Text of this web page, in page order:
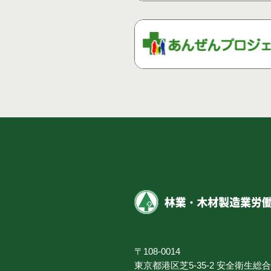
〒108-0014
東京都港区芝5-35-2 安全衛生総